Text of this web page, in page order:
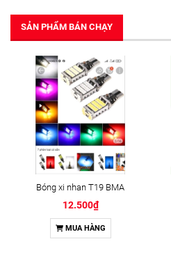
SẢN PHẨM BÁN CHẠY
Bóng xi nhan T19 BMA
12.500₫
MUA HÀNG